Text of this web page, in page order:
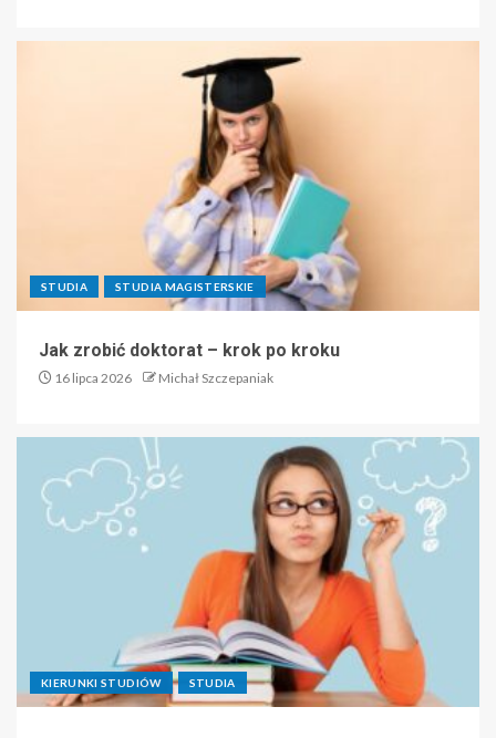
STUDIA STUDIA MAGISTERSKIE
Jak zrobić doktorat – krok po kroku
16 lipca 2026 Michał Szczepaniak
KIERUNKI STUDIÓW STUDIA